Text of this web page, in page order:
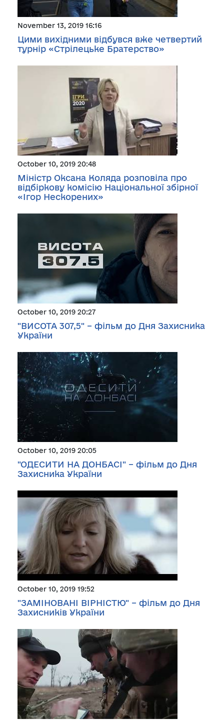
November 13, 2019 16:16
Цими вихідними відбувся вже четвертий
турнір «Стрілецьке Братерство»
October 10, 2019 20:48
Міністр Оксана Коляда розповіла про
відбіркову комісію Національної збірної
«Ігор Нескорених»
October 10, 2019 20:27
"ВИСОТА 307,5" – фільм до Дня Захисника
України
October 10, 2019 20:05
"ОДЕСИТИ НА ДОНБАСІ" – фільм до Дня
Захисника України
October 10, 2019 19:52
"ЗАМІНОВАНІ ВІРНІСТЮ" – фільм до Дня
Захисників України